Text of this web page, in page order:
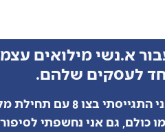
א.נשי מילואים
לעסקים שלהם.
כמו הרבה מאתנו, גם אני
כולם, גם אני נחשפתי